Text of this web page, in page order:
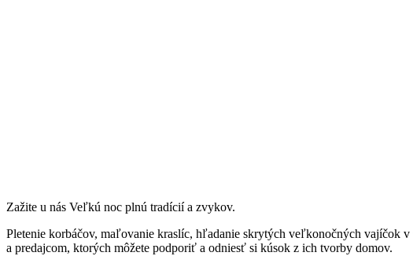
Zažite u nás Veľkú noc plnú tradícií a zvykov.
Pletenie korbáčov, maľovanie kraslíc, hľadanie skrytých veľkonočných vajíčok
a predajcom, ktorých môžete podporiť a odniesť si kúsok z ich tvorby domov.